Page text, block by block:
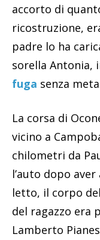
accorto di
ricostruzione,
padre lo ha
sorella Antonia,
fuga senza
La corsa di
vicino a
chilometri da
l’auto dopo
letto, il corpo
del ragazzo era
Lamberto